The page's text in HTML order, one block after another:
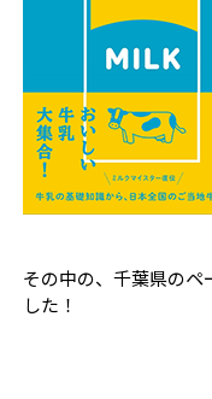
その中の、千葉県のペ
した！